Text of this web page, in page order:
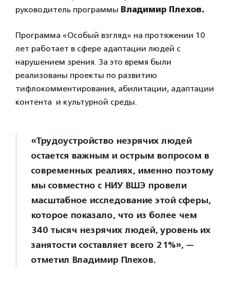
руководитель программы Владимир Плехов.
Программа «Особый взгляд» на протяжении 10
лет работает в сфере адаптации людей с
нарушением зрения. За это время были
реализованы проекты по развитию
тифлокомментирования, абилитации, адаптации
контента и культурной среды.
«Трудоустройство незрячих людей
остается важным и острым вопросом в
современных реалиях, именно поэтому
мы совместно с НИУ ВШЭ провели
масштабное исследование этой сферы,
которое показало, что из более чем
340 тысяч незрячих людей, уровень их
занятости составляет всего 21%», —
отметил Владимир Плехов.